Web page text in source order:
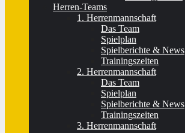
Herren-Teams
1. Herrenmannschaft
Das Team
Spielplan
Spielberichte & News
Trainingszeiten
2. Herrenmannschaft
Das Team
Spielplan
Spielberichte & News
Trainingszeiten
3. Herrenmannschaft